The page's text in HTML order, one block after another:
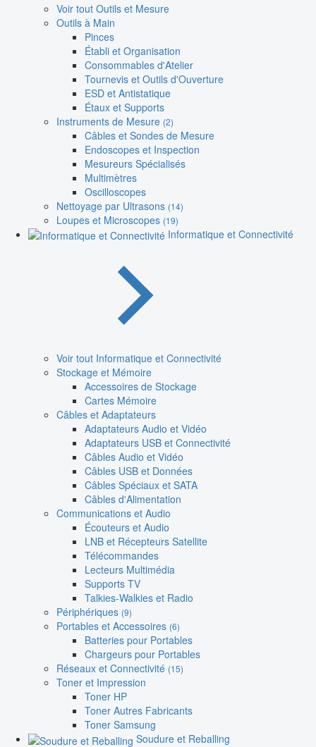
Voir tout Outils et Mesure
Outils à Main
Pinces
Établi et Organisation
Consommables d'Atelier
Tournevis et Outils d'Ouverture
ESD et Antistatique
Étaux et Supports
Instruments de Mesure (2)
Câbles et Sondes de Mesure
Endoscopes et Inspection
Mesureurs Spécialisés
Multimètres
Oscilloscopes
Nettoyage par Ultrasons (14)
Loupes et Microscopes (19)
Informatique et Connectivité
Voir tout Informatique et Connectivité
Stockage et Mémoire
Accessoires de Stockage
Cartes Mémoire
Câbles et Adaptateurs
Adaptateurs Audio et Vidéo
Adaptateurs USB et Connectivité
Câbles Audio et Vidéo
Câbles USB et Données
Câbles Spéciaux et SATA
Câbles d'Alimentation
Communications et Audio
Écouteurs et Audio
LNB et Récepteurs Satellite
Télécommandes
Lecteurs Multimédia
Supports TV
Talkies-Walkies et Radio
Périphériques (9)
Portables et Accessoires (6)
Batteries pour Portables
Chargeurs pour Portables
Réseaux et Connectivité (15)
Toner et Impression
Toner HP
Toner Autres Fabricants
Toner Samsung
Soudure et Reballing